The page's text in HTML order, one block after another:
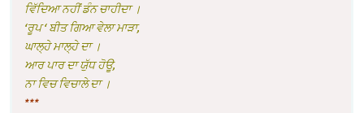
ਵਿੱਦਿਆ ਨਹੀਂ ਡੰਨ ਚਾਹੀਦਾ ।
‘ਰੂਪ ‘ ਬੀਤ ਗਿਆ ਵੇਲਾ ਮਾੜਾ,
ਘਾਲ੍ਹੇ ਮਾਲ੍ਹੇ ਦਾ ।
ਆਰ ਪਾਰ ਦਾ ਯੁੱਧ ਹੋਊ,
ਨਾ ਵਿਚ ਵਿਚਾਲੇ ਦਾ ।
***